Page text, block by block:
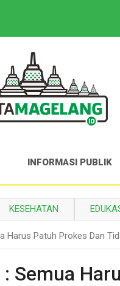
INFORMASI PUBLIK
KESEHATAN
Harus Patuh Prokes Dan
Semua